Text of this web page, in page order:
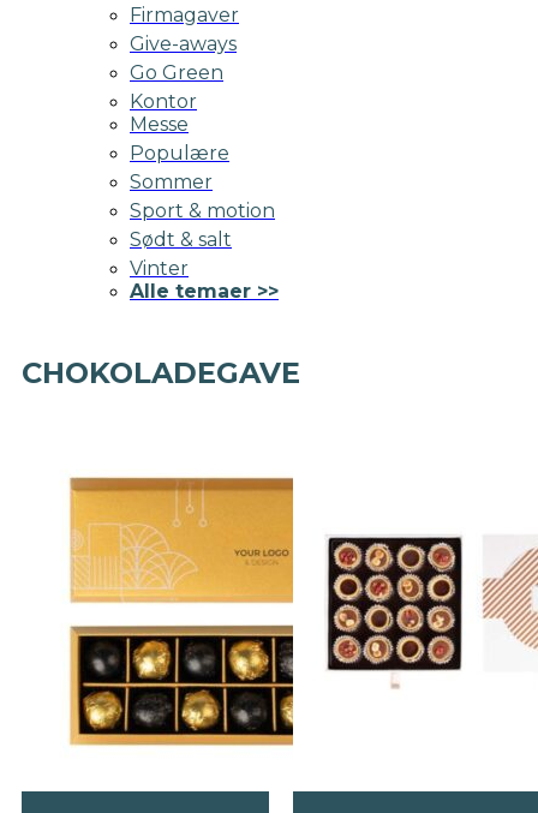
Firmagaver
Give-aways
Go Green
Kontor
Messe
Populære
Sommer
Sport & motion
Sødt & salt
Vinter
Alle temaer >>
CHOKOLADEGAVE